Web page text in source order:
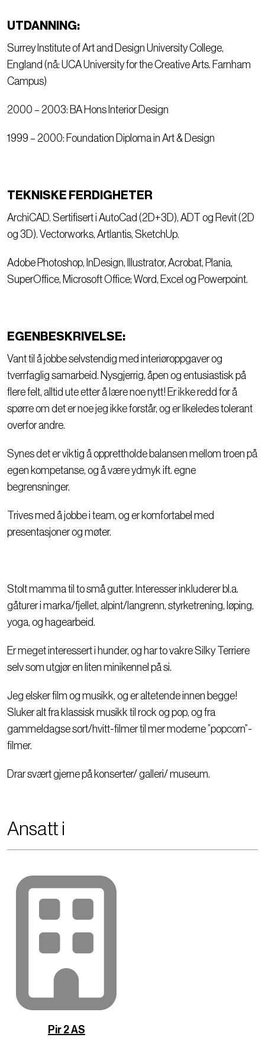
UTDANNING:
Surrey Institute of Art and Design University College,
England (nå: UCA University for the Creative Arts. Farnham
Campus)
2000 – 2003: BA Hons Interior Design
1999 – 2000: Foundation Diploma in Art & Design
TEKNISKE FERDIGHETER
ArchiCAD. Sertifisert i AutoCad (2D+3D), ADT og Revit (2D
og 3D). Vectorworks, Artlantis, SketchUp.
Adobe Photoshop, InDesign, Illustrator, Acrobat, Plania,
SuperOffice, Microsoft Office; Word, Excel og Powerpoint.
EGENBESKRIVELSE:
Vant til å jobbe selvstendig med interiøroppgaver og
tverrfaglig samarbeid. Nysgjerrig, åpen og entusiastisk på
flere felt, alltid ute etter å lære noe nytt! Er ikke redd for å
spørre om det er noe jeg ikke forstår, og er likeledes tolerant
overfor andre.
Synes det er viktig å opprettholde balansen mellom troen på
egen kompetanse, og å være ydmyk ift. egne
begrensninger.
Trives med å jobbe i team, og er komfortabel med
presentasjoner og møter.
Stolt mamma til to små gutter. Interesser inkluderer bl.a.
gåturer i marka/fjellet, alpint/langrenn, styrketrening, løping,
yoga, og hagearbeid.
Er meget interessert i hunder, og har to vakre Silky Terriere
selv som utgjør en liten minikennel på si.
Jeg elsker film og musikk, og er altetende innen begge!
Sluker alt fra klassisk musikk til rock og pop, og fra
gammeldagse sort/hvitt-filmer til mer moderne ”popcorn”-
filmer.
Drar svært gjerne på konserter/ galleri/ museum.
Ansatt i
Pir 2 AS